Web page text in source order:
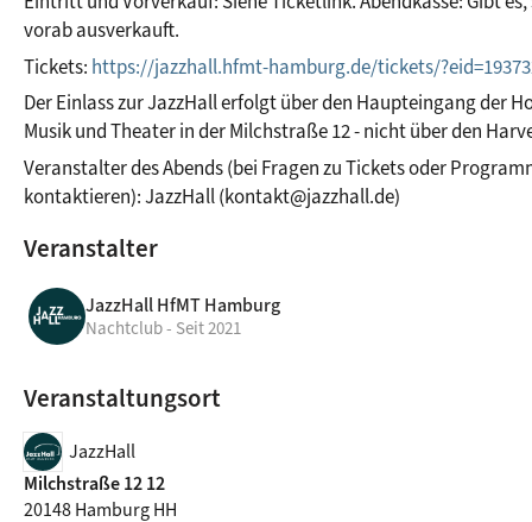
Veranstalter
JazzHall HfMT Hamburg
Nachtclub - Seit 2021
Veranstaltungsort
JazzHall
Milchstraße 12 12
20148 Hamburg HH
vorab ausverkauft.
Tickets: https://jazzhall.hfmt-hamburg.de/tickets/
Der Einlass zur JazzHall erfolgt über den Haupteingang der
Musik und Theater in der Milchstraße 12 - nicht über den
Veranstalter des Abends (bei Fragen zu Tickets oder
kontaktieren): JazzHall (kontakt@jazzhall.de)